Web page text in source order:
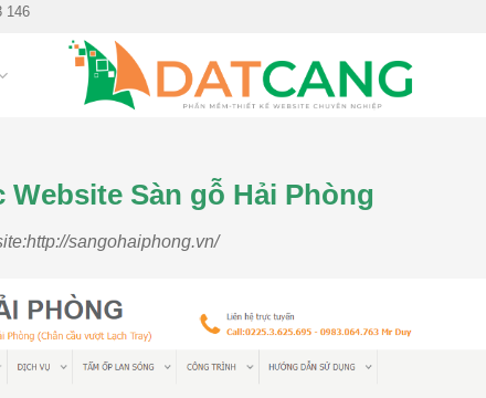
146
Website Sàn gỗ Hải Phòng
sangohaiphong.vn/